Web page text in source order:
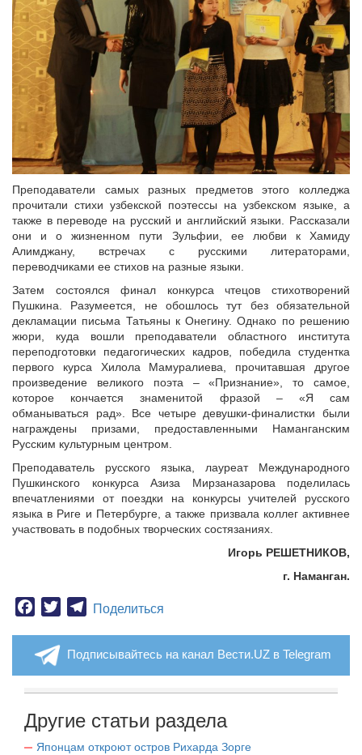
Преподаватели самых разных предметов этого колледжа
прочитали стихи узбекской поэтессы на узбекском языке, а
также в переводе на русский и английский языки. Рассказали
они и о жизненном пути Зульфии, ее любви к Хамиду
Алимджану, встречах с русскими литераторами,
переводчиками ее стихов на разные языки.
Затем состоялся финал конкурса чтецов стихотворений
Пушкина. Разумеется, не обошлось тут без обязательной
декламации письма Татьяны к Онегину. Однако по решению
жюри, куда вошли преподаватели областного института
переподготовки педагогических кадров, победила студентка
первого курса Хилола Мамуралиева, прочитавшая другое
произведение великого поэта – «Признание», то самое,
которое кончается знаменитой фразой – «Я сам
обманываться рад». Все четыре девушки-финалистки были
награждены призами, предоставленными Наманганским
Русским культурным центром.
Преподаватель русского языка, лауреат Международного
Пушкинского конкурса Азиза Мирзаназарова поделилась
впечатлениями от поездки на конкурсы учителей русского
языка в Риге и Петербурге, а также призвала коллег активнее
участвовать в подобных творческих состязаниях.
Игорь РЕШЕТНИКОВ,
г. Наманган.
Facebook
TwitterTelegram
Поделиться
Подписывайтесь на канал Вести.UZ в Telegram
Другие статьи раздела
Японцам откроют остров Рихарда Зорге